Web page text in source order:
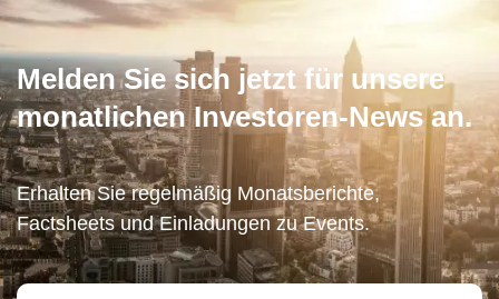
Melden Sie sich jetzt für unsere
monatlichen Investoren-News an.
Erhalten Sie regelmäßig Monatsberichte,
Factsheets und Einladungen zu Events.